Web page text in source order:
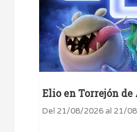
Elio en Torrejón de
Del 21/08/2026 al 21/